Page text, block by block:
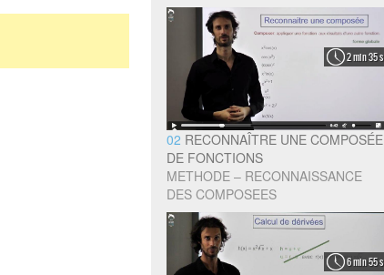
2 min 35 s
02 RECONNAÎTRE UNE COMPOSÉE
DE FONCTIONS
METHODE – RECONNAISSANCE
DES COMPOSEES
6 min 55 s